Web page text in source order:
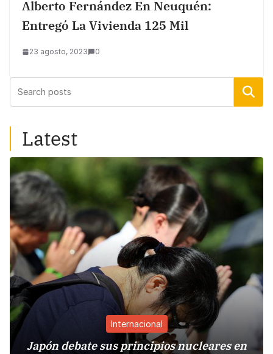
Alberto Fernández En Neuquén:
Entregó La Vivienda 125 Mil
23 agosto, 2023 0
Buscar
Latest
Internacional
Japón debate sus principios nucleares en